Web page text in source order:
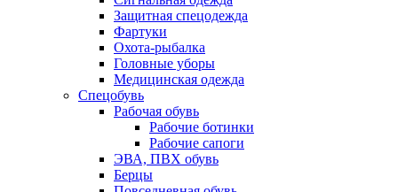
Защитная спецодежда
Фартуки
Охота-рыбалка
Головные уборы
Медицинская одежда
Спецобувь
Рабочая обувь
Рабочие ботинки
Рабочие сапоги
ЭВА, ПВХ обувь
Берцы